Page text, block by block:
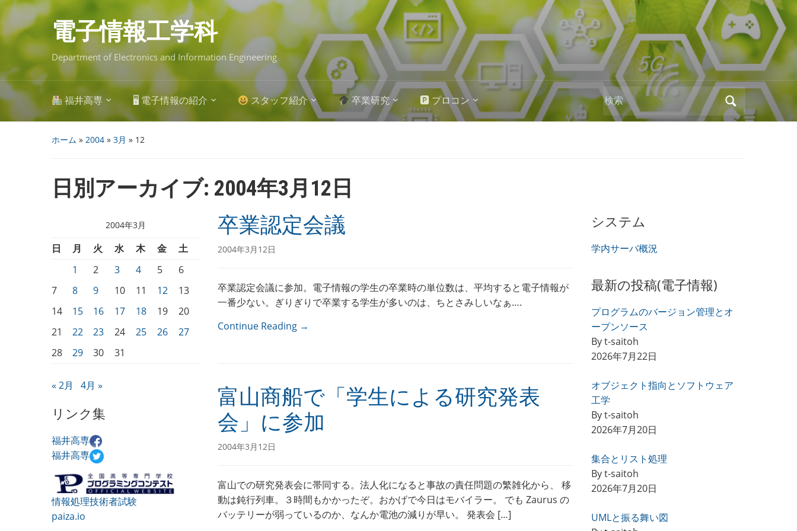
Skip
to
main
content 電子情報工学科
Department of Electronics and Information Engineering
福井高専 🖥 電子情報の紹介 スタッフ紹介 卒業研究 🅿 プロコン
Search
for:
ホーム » 2004 » 3月 » 12
日別アーカイブ: 2004年3月12日
2004年3月
日 月 火 水 木 金
土
1
2 3 4 5
6
7
8 9 10 11 12
13
14
15 16 17 18 19
20
21
22 23 24 25 26
27
28
29 30 31
« 2月 4月 »
リンク集
福井高専
福井高専
情報処理技術者試験
paiza.io
卒業認定会議
2004年3月12日
卒業認定会議に参加。電子情報の学生の卒業時の単位数は、平均すると電子情報が
一番少ない。ぎりぎりで卒業する学生が多いのは、ちとさみしいなぁ….
Continue Reading →
富山商船で「学生による研究発表
会」に参加
2004年3月12日
富山での研究発表会に帯同する。法人化になると事故の責任問題の繁雑化から、 移
動は鈍行列車。３時間もかかったぞ。おかげで今日はモバイラー。 でも Zaurus の
バッテリーが弱っているのか、なんか電池の減りが早い。 発表会 […]
システム
学内サーバ概況
最新の投稿(電子情報)
プログラムのバージョン管理とオ
ープンソース
By t-saitoh
2026年7月22日
オブジェクト指向とソフトウェア
工学
By t-saitoh
2026年7月20日
集合とリスト処理
By t-saitoh
2026年7月20日
UMLと振る舞い図